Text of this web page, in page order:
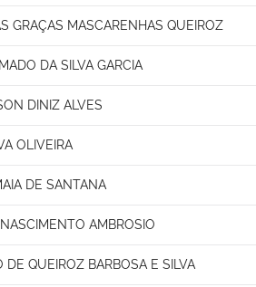
GRAÇAS MASCARENHAS QUEIROZ
DA SILVA GARCIA
DINIZ ALVES
OLIVEIRA
DE SANTANA
AMBROSIO
DE QUEIROZ BARBOSA E SILVA